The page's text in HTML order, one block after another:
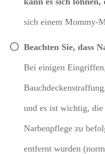
sich einem Mommy-
Beachten Sie, dass
Bei einigen
Bauchdeckenstraffung,
und es ist wichtig,
Narbenpflege zu
entfernt wurden